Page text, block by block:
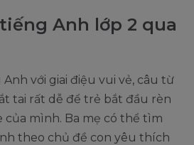
Anh lớp 2 qua
với giai điệu vui vẻ, câu từ
tai rất dễ để trẻ bắt đầu rèn
của mình. Ba mẹ có thể tìm
theo chủ đề con yêu thích